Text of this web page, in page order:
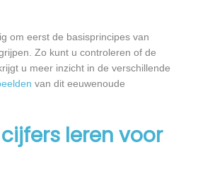
om eerst de basisprincipes van
Zo kunt u controleren of de
u meer inzicht in de verschillende
van dit eeuwenoude
leren voor